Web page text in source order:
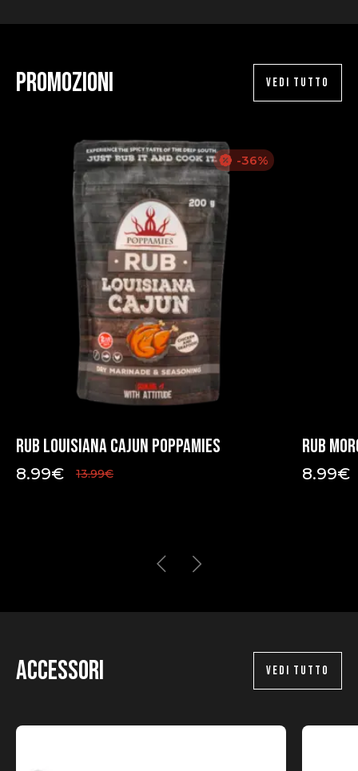
Promozioni VEDI TUTTO
-36%
Rub Louisiana Cajun Poppamies
13.99€
8.99€
Rub
8.99€
Accessori VEDI TUTTO